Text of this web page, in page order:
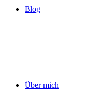
Blog
Über mich